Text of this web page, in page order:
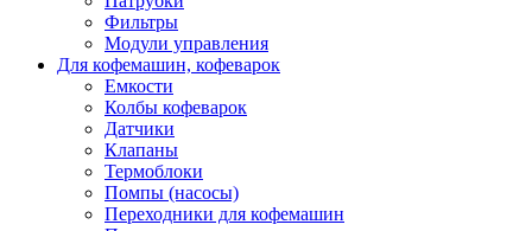
Фильтры
Модули управления
Для кофемашин, кофеварок
Емкости
Колбы кофеварок
Датчики
Клапаны
Термоблоки
Помпы (насосы)
Переходники для кофемашин